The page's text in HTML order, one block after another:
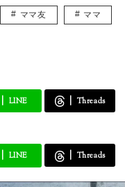
ママ友 ママ
LINE Threads
LINE Threads